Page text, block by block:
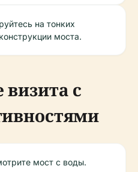
на тонких
моста.
с
мост с воды.